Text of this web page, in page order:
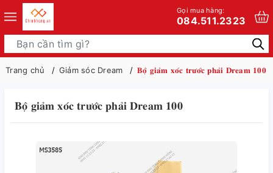
Gọi mua hàng:
084.511.2323
Trang chủ Giảm sóc Dream 𝐁𝐨̣̂ 𝐠𝐢𝐚̉𝐦 𝐱𝐨́𝐜 𝐭𝐫𝐮̛𝐨̛́𝐜 𝐩𝐡𝐚̉𝐢 𝐃𝐫𝐞𝐚𝐦 𝟏𝟎𝟎
𝐁𝐨̣̂ 𝐠𝐢𝐚̉𝐦 𝐱𝐨́𝐜 𝐭𝐫𝐮̛𝐨̛́𝐜 𝐩𝐡𝐚̉𝐢 𝐃𝐫𝐞𝐚𝐦 𝟏𝟎𝟎